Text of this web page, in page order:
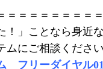
＝＝＝＝＝＝＝＝
！」ことなら身近
ムにご相談くださ
フリーダイヤル